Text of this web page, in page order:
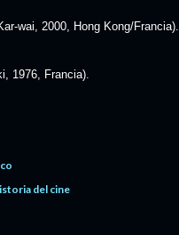
wai, 2000, Hong Kong/Francia).
1976, Francia).
del cine